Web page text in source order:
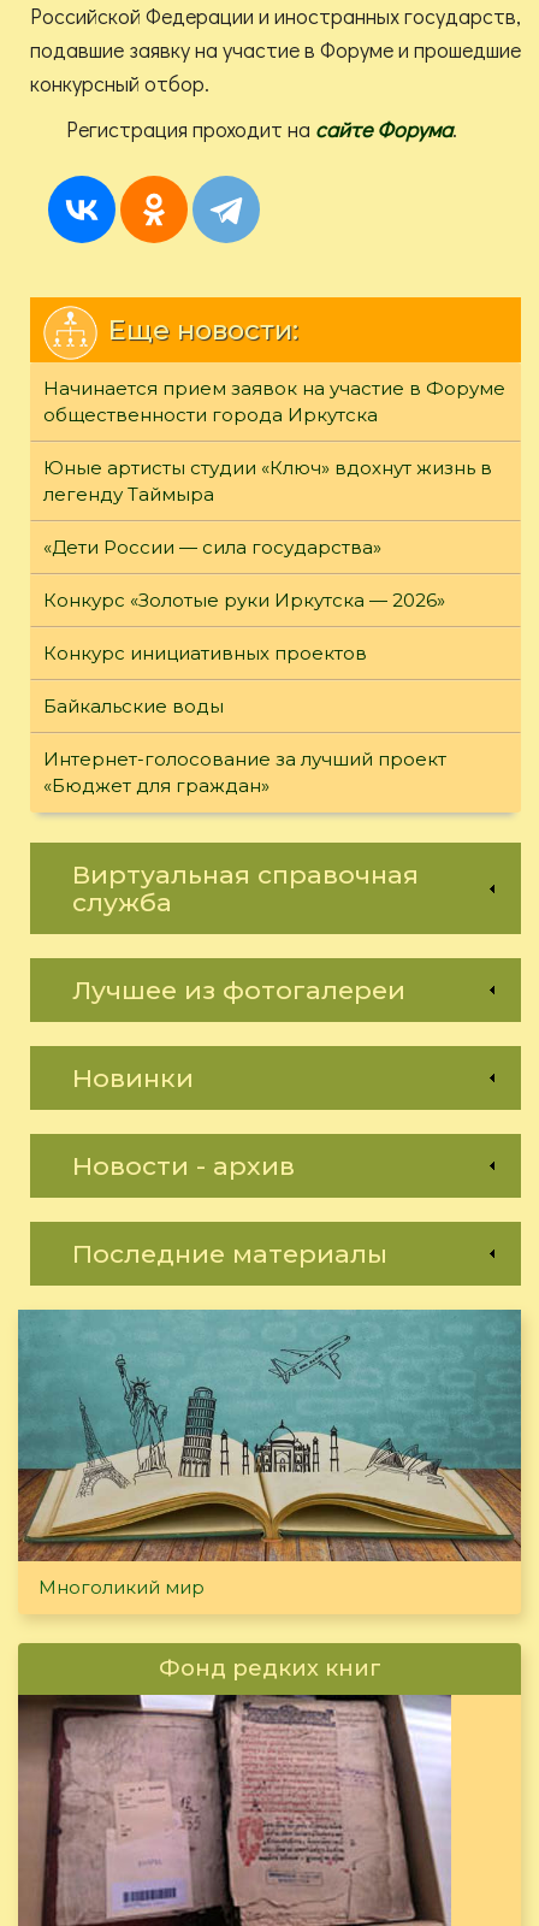
Российской Федерации и иностранных государств,
подавшие заявку на участие в Форуме и прошедшие
конкурсный отбор.
Регистрация проходит на сайте Форума.
Еще новости:
Начинается прием заявок на участие в Форуме
общественности города Иркутска
Юные артисты студии «Ключ» вдохнут жизнь в
легенду Таймыра
«Дети России — сила государства»
Конкурс «Золотые руки Иркутска — 2026»
Конкурс инициативных проектов
Байкальские воды
Интернет-голосование за лучший проект
«Бюджет для граждан»
Виртуальная справочная
служба
Лучшее из фотогалереи
Новинки
Новости - архив
Последние материалы
Многоликий мир
Фонд редких книг